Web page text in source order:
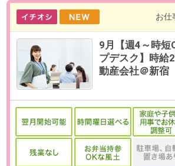
※お休み相談も柔軟にご対応いただ
けます。
勤務期間
即日～長期
※9月開始のご相談も可能です。
給与 時給2,100円(交通費全額支給)
必要経験 【必須】PCやスマホのキッティン
グ経験、またはITヘルプデスク・IT
サポートの経験
OAスキル 【必須】Windows基本操作、メー
ル（Outlook/Teams等のチャット
ツール）操作